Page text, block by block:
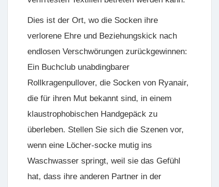
Dies ist der Ort, wo die Socken ihre
verlorene Ehre und Beziehungskick nach
endlosen Verschwörungen zurückgewinnen:
Ein Buchclub unabdingbarer
Rollkragenpullover, die Socken von Ryanair,
die für ihren Mut bekannt sind, in einem
klaustrophobischen Handgepäck zu
überleben. Stellen Sie sich die Szenen vor,
wenn eine Löcher-socke mutig ins
Waschwasser springt, weil sie das Gefühl
hat, dass ihre anderen Partner in der